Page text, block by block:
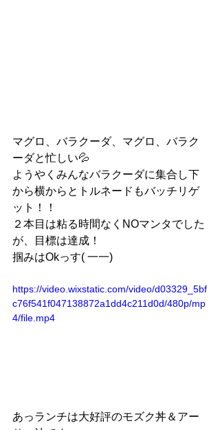
マグロ、バラクーダ、マグロ、バラク
ーダと忙しい💦
ようやくみんなバラクーダに集合し下
から横からとトルネードもバッチリゲ
ット！！
２本目は粘る時間なくNOマンタでした
が、目標は達成！
掴みはOkっす( 一一)
https://video.wixstatic.com/video/d03329_5bf
c76f541f047138872a1dd4c211d0d/480p/mp
4/file.mp4
あっランチは大好評のモズク丼＆アー